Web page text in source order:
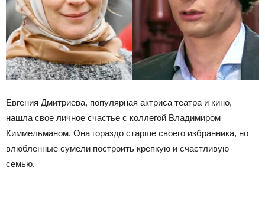
Евгения Дмитриева, популярная актриса театра и кино,
нашла свое личное счастье с коллегой Владимиром
Киммельманом. Она гораздо старше своего избранника, но
влюбленные сумели построить крепкую и счастливую
семью.